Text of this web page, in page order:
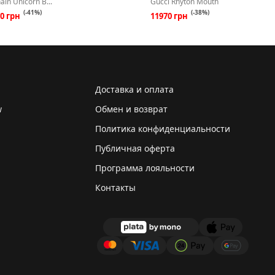
грн (-41%) 11970 грн (-38%)
Доставка и оплата
Обмен и возврат
Политика конфиденциальности
Публичная оферта
Программа лояльности
Контакты